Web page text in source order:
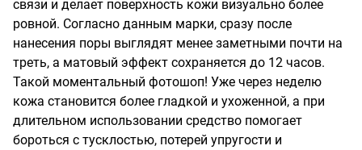
связи и делает поверхность кожи визуально более
ровной. Согласно данным марки, сразу после
нанесения поры выглядят менее заметными почти на
треть, а матовый эффект сохраняется до 12 часов.
Такой моментальный фотошоп! Уже через неделю
кожа становится более гладкой и ухоженной, а при
длительном использовании средство помогает
бороться с тусклостью, потерей упругости и